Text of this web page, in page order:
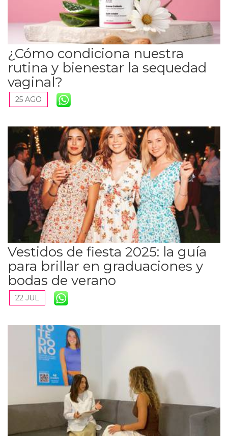
¿Cómo condiciona nuestra
rutina y bienestar la sequedad
vaginal?
25 AGO
Vestidos de fiesta 2025: la guía
para brillar en graduaciones y
bodas de verano
22 JUL